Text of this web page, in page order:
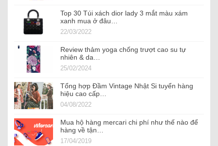
Top 30 Túi xách dior lady 3 mắt màu xám
xanh mua ở đâu…
22/03/2022
Review thảm yoga chống trượt cao su tự
nhiên & da…
25/02/2024
Tổng hợp Đầm Vintage Nhật Si tuyển hàng
hiệu cao cấp…
04/08/2022
Mua hộ hàng mercari chi phí như thế nào để
hàng về tận…
17/04/2019